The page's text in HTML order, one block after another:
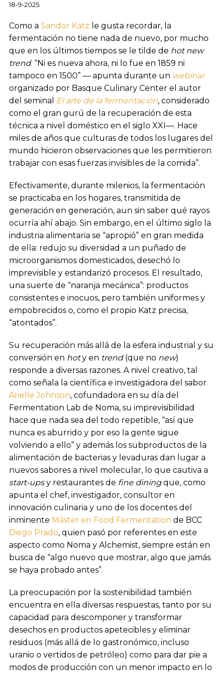
18-9-2025
Como a Sandor Katz le gusta recordar, la
fermentación no tiene nada de nuevo, por mucho
que en los últimos tiempos se le tilde de hot new
trend. “Ni es nueva ahora, ni lo fue en 1859 ni
tampoco en 1500” — apunta durante un webinar
organizado por Basque Culinary Center el autor
del seminal
El arte de la fermentación, considerado
como el gran gurú de la recuperación de esta
técnica a nivel doméstico en el siglo XXI—. Hace
miles de años que culturas de todos los lugares del
mundo hicieron observaciones que les permitieron
trabajar con esas fuerzas invisibles de la comida”.
Efectivamente, durante milenios, la fermentación
se practicaba en los hogares, transmitida de
generación en generación, aun sin saber qué rayos
ocurría ahí abajo. Sin embargo, en el último siglo la
industria alimentaria se “apropió” en gran medida
de ella: redujo su diversidad a un puñado de
microorganismos domesticados, desechó lo
imprevisible y estandarizó procesos. El resultado,
una suerte de “naranja mecánica”: productos
consistentes e inocuos, pero también uniformes y
empobrecidos o, como el propio Katz precisa,
“atontados”.
Su recuperación más allá de la esfera industrial y su
conversión en hoty en trend(que no new)
responde a diversas razones. A nivel creativo, tal
como señala la científica e investigadora del sabor
Arielle Johnson, cofundadora en su día del
Fermentation Lab de Noma, su imprevisibilidad
hace que nada sea del todo repetible, “así que
nunca es aburrido y por eso la gente sigue
volviendo a ello” y además los subproductos de la
alimentación de bacterias y levaduras dan lugar a
nuevos sabores a nivel molecular, lo que cautiva a
start-upsy restaurantes de fine diningque, como
apunta el chef, investigador, consultor en
innovación culinaria y uno de los docentes del
inminente Máster en Food Fermentation de BCC
Diego Prado, quien pasó por referentes en este
aspecto como Noma y Alchemist, siempre están en
busca de “algo nuevo que mostrar, algo que jamás
se haya probado antes”.
La preocupación por la sostenibilidad también
encuentra en ella diversas respuestas, tanto por su
capacidad para descomponer y transformar
desechos en productos apetecibles y eliminar
residuos (más allá de lo gastronómico, incluso
uranio o vertidos de petróleo) como para dar pie a
modos de producción con un menor impacto en lo